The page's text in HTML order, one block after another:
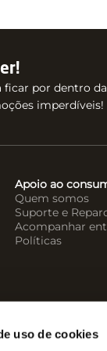
uso de cookies
ficar por dentro
imperdíveis!
Apoio ao
Quem somos
Suporte e
Acompanhar
Políticas